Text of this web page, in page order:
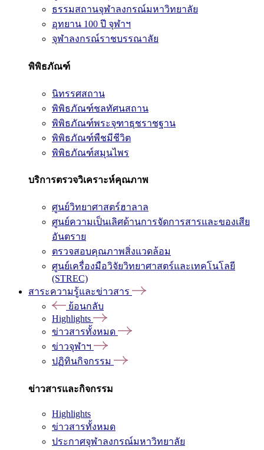
ธรรมสถานจุฬาลงกรณ์มหาวิทยาลัย
อุทยาน 100 ปี จุฬาฯ
จุฬาลงกรณ์ราชบรรณาลัย
พิพิธภัณฑ์
นิทรรศสถาน
พิพิธภัณฑ์ชลทัศนสถาน
พิพิธภัณฑ์พระจุฑาธุชราชฐาน
พิพิธภัณฑ์พืชมีชีวิต
พิพิธภัณฑ์สมุนไพร
บริการตรวจวิเคราะห์คุณภาพ
ศูนย์วิทยาศาสตร์ฮาลาล
ศูนย์ความเป็นเลิศด้านการจัดการสารและของเสีย
อันตราย
ตรวจสอบคุณภาพสิ่งแวดล้อม
ศูนย์เครื่องมือวิจัยวิทยาศาสตร์และเทคโนโลยี
(STREC)
สาระความรู้และข่าวสาร
ย้อนกลับ
Highlights
ข่าวสารทั้งหมด
ข่าวจุฬาฯ
ปฏิทินกิจกรรม
ข่าวสารและกิจกรรม
Highlights
ข่าวสารทั้งหมด
ประกาศจุฬาลงกรณ์มหาวิทยาลัย